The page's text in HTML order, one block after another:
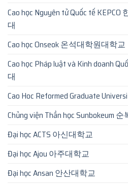
Cao học Nguyên tử Quốc tế
대
Cao học Onseok 온석대학원대학교
Cao học Pháp luật và Kinh doanh
대
Cao Hoc Reformed Graduate
Chủng viện Thần học Sunbokeum
Đại học ACTS 아신대학교
Đại học Ajou 아주대학교
Đại học Ansan 안산대학교